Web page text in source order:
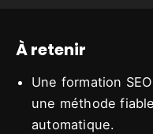
À retenir
Une formation
une méthode
automatique.